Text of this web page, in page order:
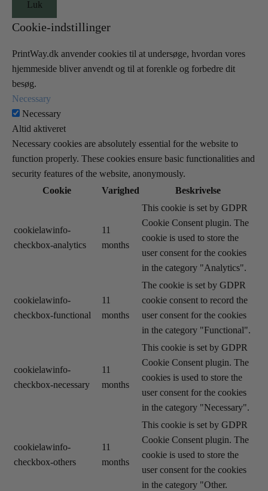
Luk
Cookie-indstillinger
PrintWay.dk anvender cookies til at undersøge, hvordan vores
hjemmeside bliver anvendt og til at forenkle og forbedre dit
besøg.
Necessary
Necessary
Altid aktiveret
Necessary cookies are absolutely essential for the website to
function properly. These cookies ensure basic functionalities and
security features of the website, anonymously.
Cookie
Varighed Beskrivelse
cookielawinfo-
checkbox-analytics
11
months
This cookie is set by GDPR
Cookie Consent plugin. The
cookie is used to store the
user consent for the cookies
in the category "Analytics".
cookielawinfo-
checkbox-functional
11
months
The cookie is set by GDPR
cookie consent to record the
user consent for the cookies
in the category "Functional".
cookielawinfo-
checkbox-necessary
11
months
This cookie is set by GDPR
Cookie Consent plugin. The
cookies is used to store the
user consent for the cookies
in the category "Necessary".
cookielawinfo-
checkbox-others
11
months
This cookie is set by GDPR
Cookie Consent plugin. The
cookie is used to store the
user consent for the cookies
in the category "Other.